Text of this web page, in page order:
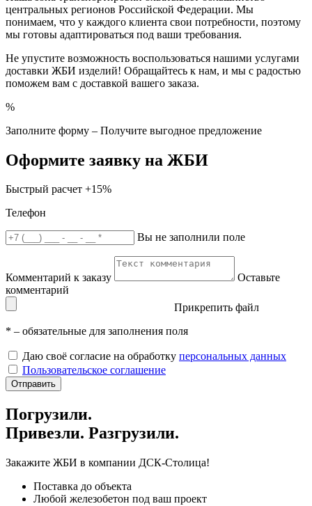
центральных регионов Российской Федерации. Мы
понимаем, что у каждого клиента свои потребности, поэтому
мы готовы адаптироваться под ваши требования.
Не упустите возможность воспользоваться нашими услугами
доставки ЖБИ изделий! Обращайтесь к нам, и мы с радостью
поможем вам с доставкой вашего заказа.
%
Заполните форму – Получите выгодное предложение
Оформите заявку на ЖБИ
Быстрый расчет +15%
Телефон
Вы не заполнили поле
Комментарий к заказу
Оставьте
комментарий
Прикрепить файл
* – обязательные для заполнения поля
Даю своё согласие на обработку персональных данных
Пользовательское соглашение
Отправить
Погрузили.
Привезли. Разгрузили.
Закажите ЖБИ в компании ДСК-Столица!
Поставка до объекта
Любой железобетон под ваш проект